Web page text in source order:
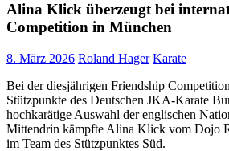
Alina Klick überzeugt bei
Competition in München
8. März 2026 Roland Hager Karate
Bei der diesjährigen Friendship
Stützpunkte des Deutschen JKA-Karate
hochkarätige Auswahl der englischen
Mittendrin kämpfte Alina Klick vom Dojo
im Team des Stützpunktes Süd.